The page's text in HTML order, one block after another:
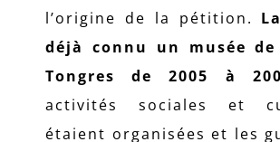
l’origine de la pétition.
déjà connu un musée
Tongres
de 2005 à
activités sociales et
étaient organisées et les